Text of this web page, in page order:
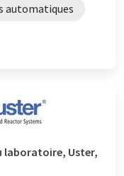
automatiques
laboratoire, Uster,